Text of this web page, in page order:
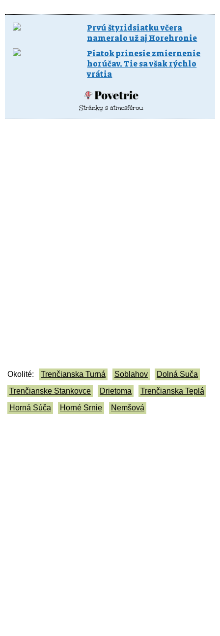
Prvú štyridsiatku včera
nameralo už aj Horehronie
Piatok prinesie zmiernenie
horúčav. Tie sa však rýchlo
vrátia
Stránky s atmosférou
Okolité: Trenčianska Turná Soblahov
Dolná Suča
Trenčianske Stankovce
Drietoma
Trenčianska Teplá
Horná Súča
Horné Srnie Nemšová